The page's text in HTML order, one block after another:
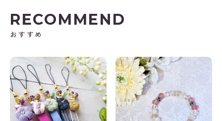
RECOMMEND
おすすめ